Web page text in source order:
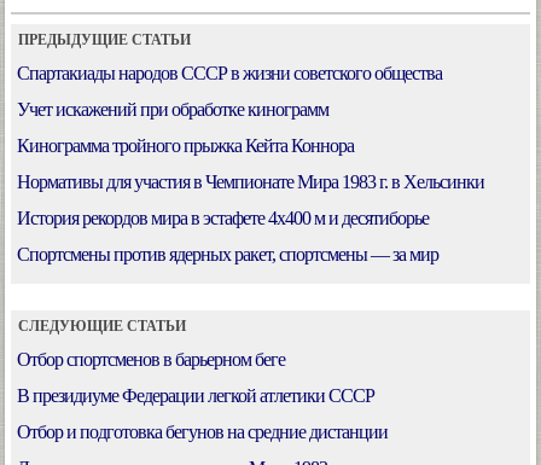
ПРЕДЫДУЩИЕ СТАТЬИ
Спартакиады народов СССР в жизни советского общества
Учет искажений при обработке кинограмм
Кинограмма тройного прыжка Кейта Коннора
Нормативы для участия в Чемпионате Мира 1983 г. в Хельсинки
История рекордов мира в эстафете 4х400 м и десятиборье
Спортсмены против ядерных ракет, спортсмены — за мир
СЛЕДУЮЩИЕ СТАТЬИ
Отбор спортсменов в барьерном беге
В президиуме Федерации легкой атлетики СССР
Отбор и подготовка бегунов на средние дистанции